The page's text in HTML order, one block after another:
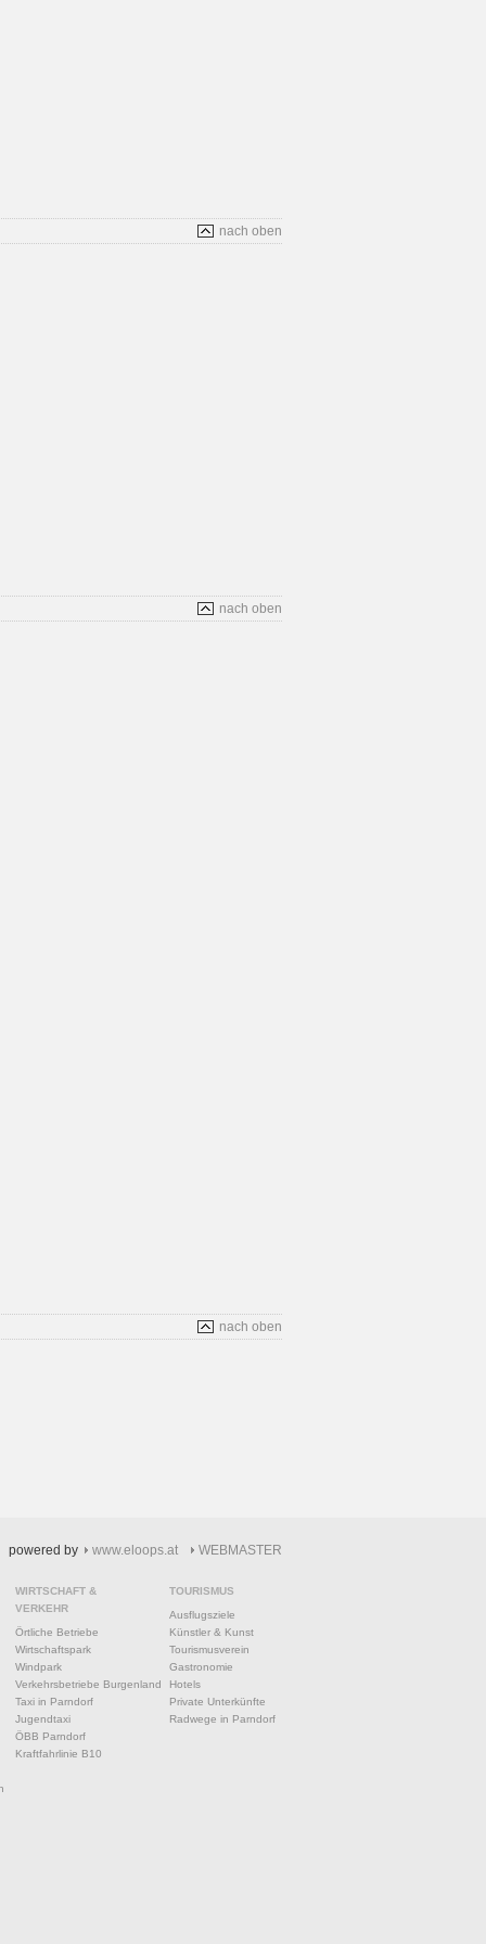
nach oben
nach oben
nach oben
powered by www.eloops.at WEBMASTER
WIRTSCHAFT &
VERKEHR
Örtliche Betriebe
Wirtschaftspark
Windpark
Verkehrsbetriebe Burgenland
Taxi in Parndorf
Jugendtaxi
ÖBB Parndorf
Kraftfahrlinie B10
TOURISMUS
Ausflugsziele
Künstler & Kunst
Tourismusverein
Gastronomie
Hotels
Private Unterkünfte
Radwege in Parndorf